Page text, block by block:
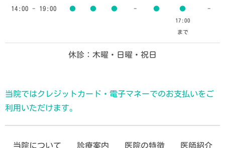
14:00 - 19:00 ● ● ● - ● ●
17:00
まで
-
休診：木曜・日曜・祝日
当院ではクレジットカード・電子マネーでのお支払いをご
利用いただけます。
当院について 診療案内 医院の特徴 医師紹介